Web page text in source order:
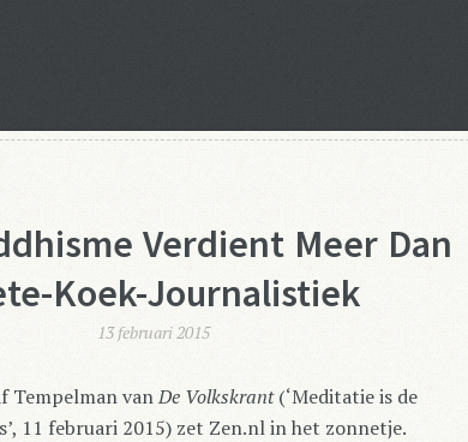
Verdient Meer Dan
Koek-Journalistiek
13 februari 2015
Tempelman vanDe Volkskrant(‘Meditatie is de
11 februari 2015) zet Zen.nl in het zonnetje.